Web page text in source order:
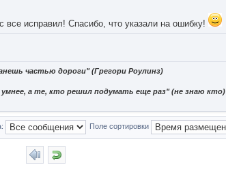
все исправил! Спасибо, что указали на ошибку!
частью дороги" (Грегори Роулинз)
а те, кто решил подумать еще раз" (не знаю кто)
Поле сортировки